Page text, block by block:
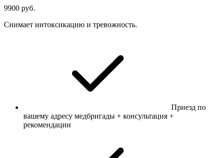
9900 руб.
Снимает интоксикацию и тревожность.
Приезд по
вашему адресу медбригады + консультация +
рекомендации